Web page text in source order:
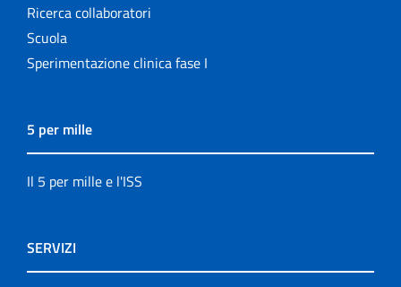
Ricerca collaboratori
Scuola
Sperimentazione clinica fase I
5 per mille
Il 5 per mille e l'ISS
SERVIZI